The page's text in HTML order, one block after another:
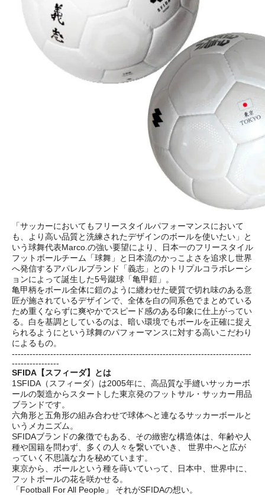
「サッカーにおいてもフリースタイルパフォーマンスにおいて
も、より高い品質と洗練されたデザインのボールを使いたい」と
いう球舞代表Marco.の強い要望により、日本一のフリースタイル
フットボールチーム「球舞」と日本流のかっこよさを追求し世界
へ発信するアパレルブランド「義志」とのトリプルコラボレーシ
ョンによって誕生した5号蹴球「亀甲鎧」。
亀甲柄をボール全体に鎧のように纏わせた硬質で切れ味のある意
匠が施されているデザインで、全体を白の同系色でまとめている
ため重くならずに爽やかでスピード感のある印象に仕上がってい
る。白を基調としているのは、暗い環境でもボールを正確に捉え
られるようにという球舞のパフォーマンスに対する高いこだわり
によるもの。
---------------------------------------------------------------------------------
----------------
SFIDA【スフィーダ】とは
1SFIDA（スフィーダ）は2005年に、高品質な手縫いサッカーボ
ールの製造からスタートした東京発のフットサル・サッカー用品
ブランドです。
六角形と五角形の組み合わせで球体へと連なるサッカーボールと
いうメカニズム。
SFIDAブランドの象徴でもある、その緻密な構造体は、年齢や人
種や国籍を問わず、多くの人々を繋いでいき、 世界中へと広が
っていく不思議な力を秘めています。
東京から、ボールという種を蒔いていって、日本中、世界中に、
フットボールの花を咲かせる。
「Football For All People」 それがSFIDAの想い。